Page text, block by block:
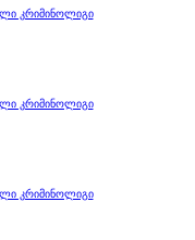
კრიმინოლიგი
კრიმინოლიგი
კრიმინოლიგი